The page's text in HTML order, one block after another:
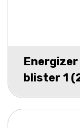
Energizer
blister 1